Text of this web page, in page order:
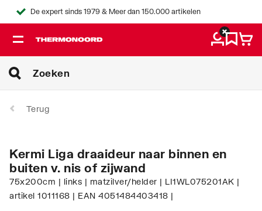
De expert sinds 1979 & Meer dan 150.000 artikelen
Terug
Kermi Liga draaideur naar binnen en
buiten v. nis of zijwand
75x200cm | links | matzilver/helder | LI1WL075201AK |
artikel 1011168 | EAN 4051484403418 |